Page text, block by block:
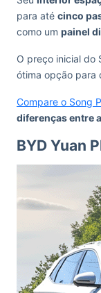
para até cinco
como um painel
O preço inicial do
ótima opção para
Compare o Song
diferenças entre
BYD Yuan